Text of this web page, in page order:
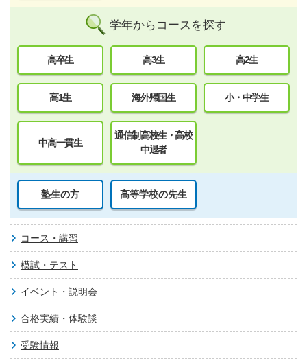
学年からコースを探す
高卒生 高3生 高2生
高1生 海外帰国生 小・中学生
中高一貫生
通信制高校生・高校
中退者
塾生の方 高等学校の先生
コース・講習
模試・テスト
イベント・説明会
合格実績・体験談
受験情報